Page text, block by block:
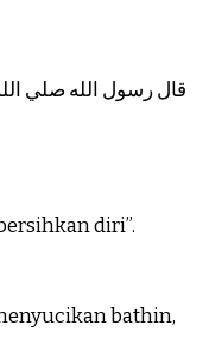
قال رسول الله صلي
diri”.
bathin,